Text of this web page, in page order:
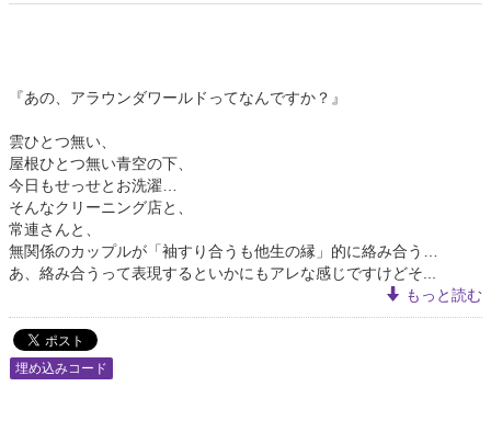
『あの、アラウンダワールドってなんですか？』
雲ひとつ無い、
屋根ひとつ無い青空の下、
今日もせっせとお洗濯…
そんなクリーニング店と、
常連さんと、
無関係のカップルが「袖すり合うも他生の縁」的に絡み合う…
あ、絡み合うって表現するといかにもアレな感じですけどそ...
もっと読む
埋め込みコード